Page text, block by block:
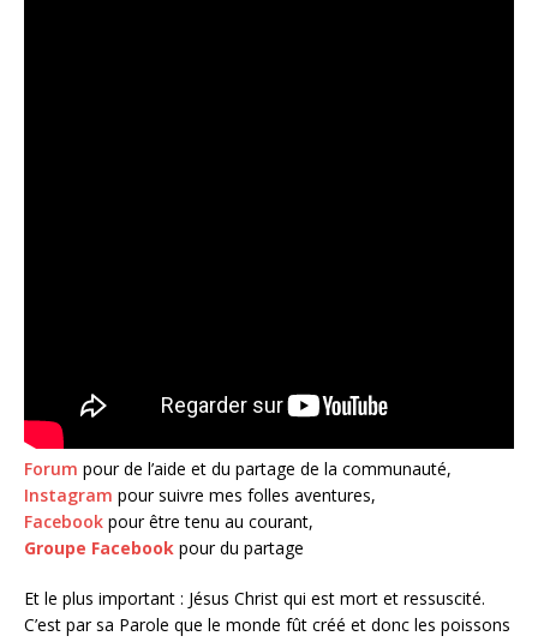
Forum pour de l’aide et du partage de la communauté,
Instagram pour suivre mes folles aventures,
Facebook pour être tenu au courant,
Groupe Facebook pour du partage
Et le plus important : Jésus Christ qui est mort et ressuscité.
C’est par sa Parole que le monde fût créé et donc les poissons